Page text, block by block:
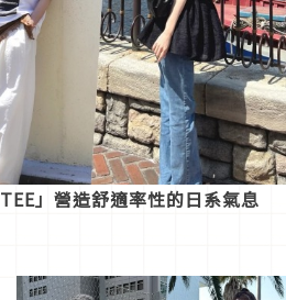
」營造舒適率性的日系氣息